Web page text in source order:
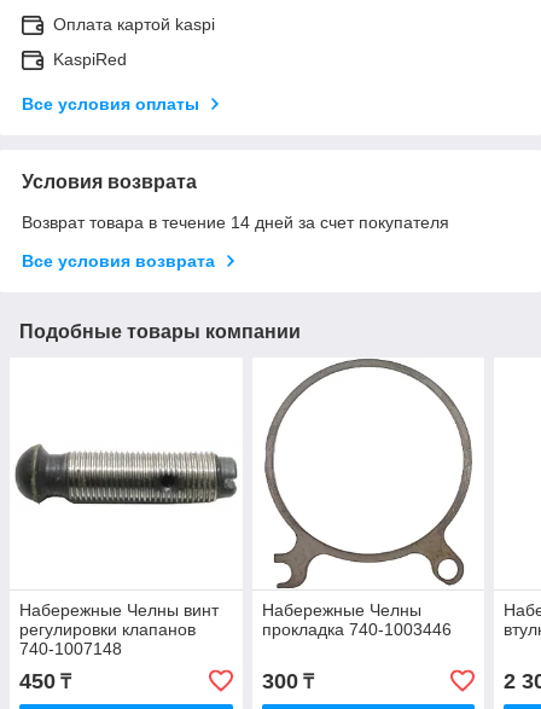
Оплата картой kaspi
KaspiRed
Все условия оплаты
Условия возврата
Возврат товара в течение 14 дней за счет покупателя
Все условия возврата
Подобные товары компании
Набережные Челны винт
регулировки клапанов
740-1007148
450 ₸
Набережные Челны
прокладка 740-1003446
300₸ 2